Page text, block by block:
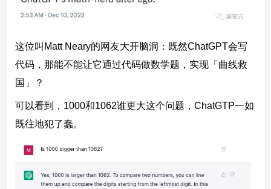
这位叫Matt Neary的网友大开脑洞：既然ChatGPT会写
代码，那能不能让它通过代码做数学题，实现「曲线救
国」？
可以看到，1000和1062谁更大这个问题，ChatGTP一如
既往地犯了蠢。